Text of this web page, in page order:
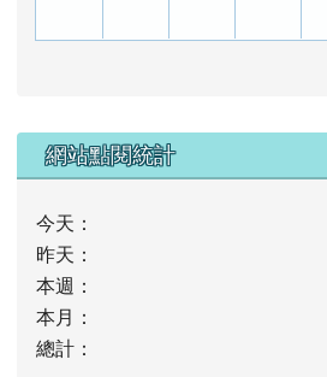
下中左區域內容
網站點閱統計
今天：
昨天：
本週：
本月：
總計：